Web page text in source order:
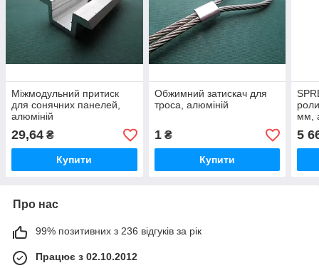
Міжмодульний притиск
для сонячних панелей,
алюміній
29,64 ₴
Купити
Обжимний затискач для
троса, алюміній
1₴
Купити
мм,
5
Про нас
99% позитивних з 236 відгуків за рік
Працює з 02.10.2012